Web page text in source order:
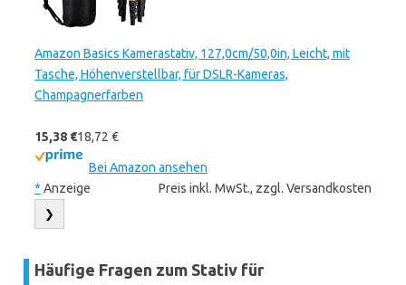
Amazon Basics Kamerastativ, 127,0cm/50,0in, Leicht, mit
Tasche, Höhenverstellbar, für DSLR-Kameras,
Champagnerfarben
15,38 €18,72 €
Bei Amazon ansehen
* Anzeige Preis inkl. MwSt., zzgl. Versandkosten
❯
Häufige Fragen zum Stativ für